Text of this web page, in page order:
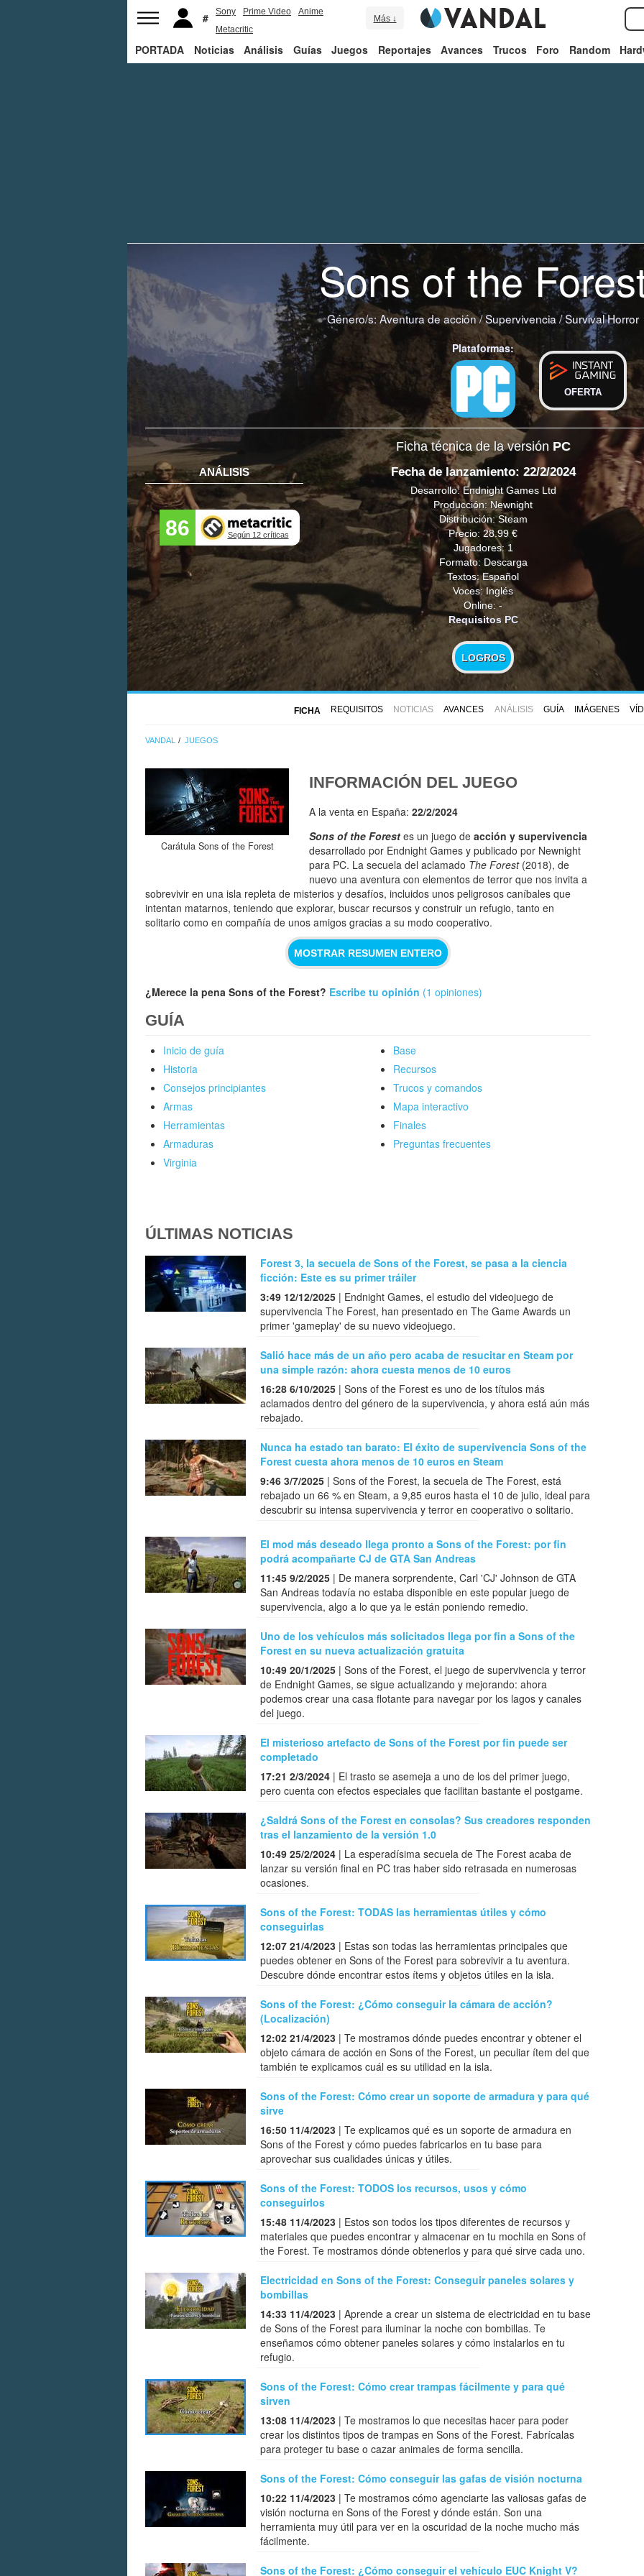
Sony Prime Video
Anime
Metacritic
Más ↓
PORTADA Noticias Análisis Guías Juegos Reportajes Avances Trucos Foro Random
Sons of the
Género/s: Aventura de acción/Supervivencia/Survival Horror
Plataformas:
OFERTA
Ficha técnica de la versión PC
ANÁLISIS
86 Según 12 críticas
Fecha de lanzamiento: 22/2/2024
Desarrollo: Endnight Games Ltd
Producción: Newnight
Distribución: Steam
Precio: 28.99 €
Jugadores: 1
Formato: Descarga
Textos: Español
Voces: Inglés
Online: -
Requisitos PC
LOGROS
FICHA REQUISITOS NOTICIAS AVANCES ANÁLISIS GUÍA IMÁGENES
VANDAL JUEGOS
Carátula Sons of the Forest
INFORMACIÓN DEL JUEGO
A la venta en España: 22/2/2024
Sons of the Forest es un juego de acción y supervivencia
desarrollado por Endnight Games y publicado por Newnight
para PC. La secuela del aclamado The Forest(2018), de
nuevo una aventura con elementos de terror que nos invita a
sobrevivir en una isla repleta de misterios y desafíos, incluidos unos peligrosos caníbales que
intentan matarnos, teniendo que explorar, buscar recursos y construir un refugio, tanto en
solitario como en compañía de unos amigos gracias a su modo cooperativo.
MOSTRAR RESUMEN ENTERO
¿Merece la pena Sons of the Forest? Escribe tu opinión (1 opiniones)
GUÍA
Inicio de guía
Historia
Consejos principiantes
Armas
Herramientas
Armaduras
Virginia
Base
Recursos
Trucos y comandos
Mapa interactivo
Finales
Preguntas frecuentes
ÚLTIMAS NOTICIAS
Forest 3, la secuela de Sons of the Forest, se pasa a la ciencia
ficción: Este es su primer tráiler
3:49 12/12/2025 | Endnight Games, el estudio del videojuego de
supervivencia The Forest, han presentado en The Game Awards un
primer 'gameplay' de su nuevo videojuego.
Salió hace más de un año pero acaba de resucitar en Steam por
una simple razón: ahora cuesta menos de 10 euros
16:28 6/10/2025 | Sons of the Forest es uno de los títulos más
aclamados dentro del género de la supervivencia, y ahora está aún más
rebajado.
Nunca ha estado tan barato: El éxito de supervivencia Sons of the
Forest cuesta ahora menos de 10 euros en Steam
9:46 3/7/2025 | Sons of the Forest, la secuela de The Forest, está
rebajado un 66 % en Steam, a 9,85 euros hasta el 10 de julio, ideal para
descubrir su intensa supervivencia y terror en cooperativo o solitario.
El mod más deseado llega pronto a Sons of the Forest: por fin
podrá acompañarte CJ de GTA San Andreas
11:45 9/2/2025 | De manera sorprendente, Carl 'CJ' Johnson de GTA
San Andreas todavía no estaba disponible en este popular juego de
supervivencia, algo a lo que ya le están poniendo remedio.
Uno de los vehículos más solicitados llega por fin a Sons of the
Forest en su nueva actualización gratuita
10:49 20/1/2025 | Sons of the Forest, el juego de supervivencia y terror
de Endnight Games, se sigue actualizando y mejorando: ahora
podemos crear una casa flotante para navegar por los lagos y canales
del juego.
El misterioso artefacto de Sons of the Forest por fin puede ser
completado
17:21 2/3/2024 | El trasto se asemeja a uno de los del primer juego,
pero cuenta con efectos especiales que facilitan bastante el postgame.
¿Saldrá Sons of the Forest en consolas? Sus creadores responden
tras el lanzamiento de la versión 1.0
10:49 25/2/2024 | La esperadísima secuela de The Forest acaba de
lanzar su versión final en PC tras haber sido retrasada en numerosas
ocasiones.
Sons of the Forest: TODAS las herramientas útiles y cómo
conseguirlas
12:07 21/4/2023 | Estas son todas las herramientas principales que
puedes obtener en Sons of the Forest para sobrevivir a tu aventura.
Descubre dónde encontrar estos ítems y objetos útiles en la isla.
Sons of the Forest: ¿Cómo conseguir la cámara de acción?
(Localización)
12:02 21/4/2023 | Te mostramos dónde puedes encontrar y obtener el
objeto cámara de acción en Sons of the Forest, un peculiar ítem del que
también te explicamos cuál es su utilidad en la isla.
Sons of the Forest: Cómo crear un soporte de armadura y para qué
sirve
16:50 11/4/2023 | Te explicamos qué es un soporte de armadura en
Sons of the Forest y cómo puedes fabricarlos en tu base para
aprovechar sus cualidades únicas y útiles.
Sons of the Forest: TODOS los recursos, usos y cómo
conseguirlos
15:48 11/4/2023 | Estos son todos los tipos diferentes de recursos y
materiales que puedes encontrar y almacenar en tu mochila en Sons of
the Forest. Te mostramos dónde obtenerlos y para qué sirve cada uno.
Electricidad en Sons of the Forest: Conseguir paneles solares y
bombillas
14:33 11/4/2023 | Aprende a crear un sistema de electricidad en tu base
de Sons of the Forest para iluminar la noche con bombillas. Te
enseñamos cómo obtener paneles solares y cómo instalarlos en tu
refugio.
Sons of the Forest: Cómo crear trampas fácilmente y para qué
sirven
13:08 11/4/2023 | Te mostramos lo que necesitas hacer para poder
crear los distintos tipos de trampas en Sons of the Forest. Fabrícalas
para proteger tu base o cazar animales de forma sencilla.
Sons of the Forest: Cómo conseguir las gafas de visión nocturna
10:22 11/4/2023 | Te mostramos cómo agenciarte las valiosas gafas de
visión nocturna en Sons of the Forest y dónde están. Son una
herramienta muy útil para ver en la oscuridad de la noche mucho más
fácilmente.
Sons of the Forest: ¿Cómo conseguir el vehículo EUC Knight V?